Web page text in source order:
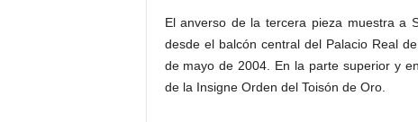
El anverso de la tercera pieza muestra a
desde el balcón central del Palacio Real
de mayo de 2004. En la parte superior y
de la Insigne Orden del Toisón de Oro.